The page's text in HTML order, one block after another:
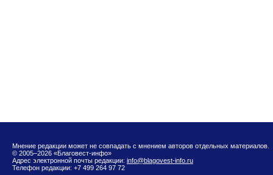
Мнение редакции может не совпадать с мнением авторов отдельных материалов.
© 2005–2026 «Благовест-инфо»
Адрес электронной почты редакции: info@blagovest-info.ru
Телефон редакции: +7 499 264 97 72